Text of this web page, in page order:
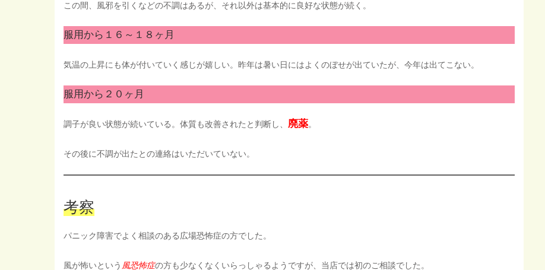
この間、風邪を引くなどの不調はあるが、それ以外は基本的に良好な状態が続く。
服用から１６～１８ヶ月
気温の上昇にも体が付いていく感じが嬉しい。昨年は暑い日にはよくのぼせが出ていたが、今年は出てこない。
服用から２０ヶ月
調子が良い状態が続いている。体質も改善されたと判断し、 廃薬。
その後に不調が出たとの連絡はいただいていない。
考察
パニック障害でよく相談のある広場恐怖症の方でした。
風が怖いという 風恐怖症の方も少なくなくいらっしゃるようですが、当店では初のご相談でした。